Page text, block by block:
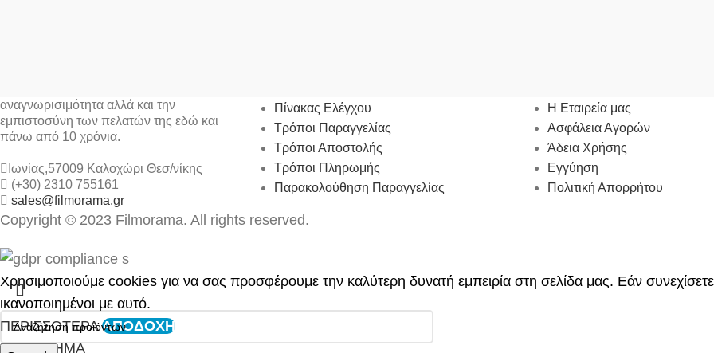
αναγνωρισιμότητα αλλά και την
εμπιστοσύνη των πελατών της εδώ και
πάνω από 10 χρόνια.
Ιωνίας,57009 Καλοχώρι Θεσ/νίκης
(+30) 2310 755161
sales@filmorama.gr
Πίνακας Ελέγχου
Τρόποι Παραγγελίας
Τρόποι Αποστολής
Τρόποι Πληρωμής
Παρακολούθηση Παραγγελίας
Η Εταιρεία μας
Ασφάλεια Αγορών
Άδεια Χρήσης
Εγγύηση
Πολιτική Απορρήτου
Copyright © 2023 Filmorama. All rights reserved.
Χρησιμοποιούμε cookies για να σας προσφέρουμε την καλύτερη δυνατή εμπειρία στη σελίδα μας. Εάν
ικανοποιημένοι με αυτό.
ΠΕΡΙΣΣΟΤΕΡΑΑΠΟΔΟΧΗ
ΚΑΤΑΣΤΗΜΑ